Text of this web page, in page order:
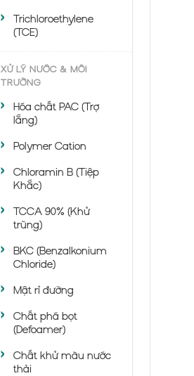
Trichloroethylene
(TCE)
XỬ LÝ NƯỚC & MÔI
TRƯỜNG
Hóa chất PAC (Trợ
lắng)
Polymer Cation
Chloramin B (Tiệp
Khắc)
TCCA 90% (Khử
trùng)
BKC (Benzalkonium
Chloride)
Mật rỉ đường
Chất phá bọt
(Defoamer)
Chất khử màu nước
thải